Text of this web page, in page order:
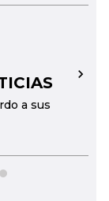
a sus
→